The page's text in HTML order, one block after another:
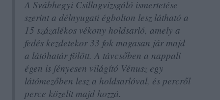
A Svábhegyi Csillagvizsgáló ismertetése
szerint a délnyugati égbolton lesz látható a
15 százalékos vékony holdsarló, amely a
fedés kezdetekor 33 fok magasan jár majd
a látóhatár fölött. A távcsőben a nappali
égen is fényesen világító Vénusz egy
látómezőben lesz a holdsarlóval, és percről
perce közelít majd hozzá.